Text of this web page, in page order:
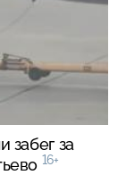
забег за
16+